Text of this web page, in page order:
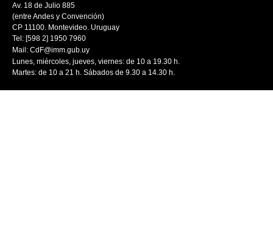
Av. 18 de Julio 885
(entre Andes y Convención)
CP 11100. Montevideo. Uruguay
Tel: [598 2] 1950 7960
Mail: CdF@imm.gub.uy
Lunes, miércoles, jueves, viernes: de 10 a 19.30 h.
Martes: de 10 a 21 h. Sábados de 9.30 a 14.30 h.